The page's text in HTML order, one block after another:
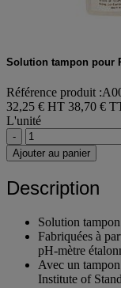
Solution tampon pour
Référence produit
32,25 € HT 38,70 €
L'unité
-
Ajouter au panier
Description
Solution
Fabriquées à
pH-mètre
Avec un
Institute of